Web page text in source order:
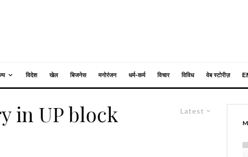
विदेश खेल बिजनेस मनोरंजन धर्म-कर्म विचार विविध वेब स्टोरीज़
Latest
in UP block